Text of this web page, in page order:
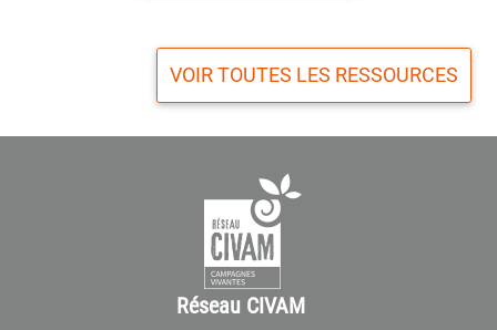
VOIR TOUTES LES RESSOURCES
Réseau CIVAM